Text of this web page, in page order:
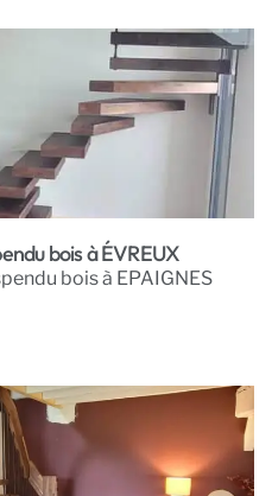
bois à ÉVREUX
bois à EPAIGNES